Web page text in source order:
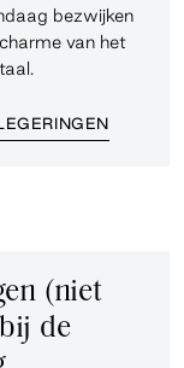
bezwijken
van het
(niet
de